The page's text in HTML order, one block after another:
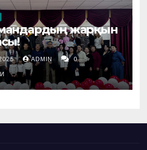
жарқын
ADMIN 0